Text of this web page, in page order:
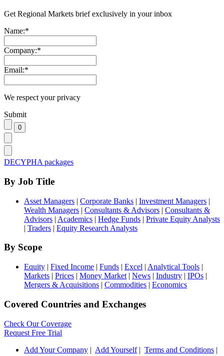
Get Regional Markets brief exclusively in your inbox
Name:*
Company:*
Email:*
We respect your privacy
Submit
DECYPHA packages
By Job Title
Asset Managers | Corporate Banks | Investment Managers |
Wealth Managers | Consultants & Advisors | Consultants &
Advisors | Academics | Hedge Funds | Private Equity Analysts
| Traders | Equity Research Analysts
By Scope
Equity | Fixed Income | Funds | Excel | Analytical Tools |
Markets | Prices | Money Market | News | Industry | IPOs |
Mergers & Acquisitions | Commodities | Economics
Covered Countries and Exchanges
Check Our Coverage
Request Free Trial
Add Your Company | Add Yourself| Terms and Conditions |